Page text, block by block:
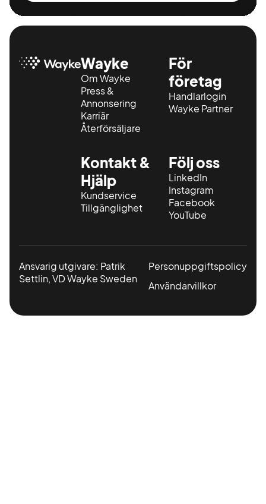
ett högre belopp. Vid
köp av bil hos oss
skall bilen vara betald
pengarna skall finnas
på företagetskonto.
Wayke
Om Wayke
Press &
Annonsering
Karriär
Återförsäljare
För
företag
Handlarlogin
Wayke Partner
Kontakt &
Hjälp
Kundservice
Tillgänglighet
Följ oss
LinkedIn
Instagram
Facebook
YouTube
Ansvarig utgivare: Patrik
Settlin, VD Wayke Sweden
Personuppgiftspolicy
Användarvillkor